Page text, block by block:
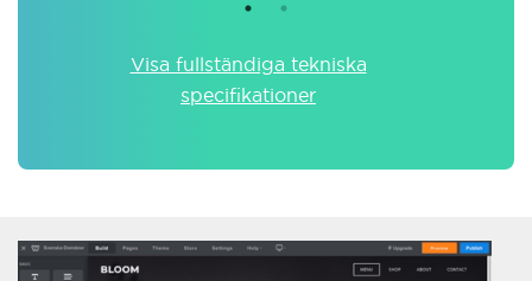
Visa fullständiga tekniska
specifikationer